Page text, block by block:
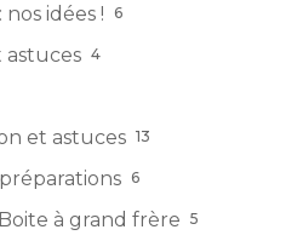
idées ! 6
astuces 4
et astuces 13
6
à grand frère 5